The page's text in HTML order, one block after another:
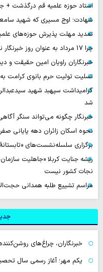
استاد حوزه علمیه قم درگذشت +
شهادت؛ اوج مسیری که شهید
تمدید مهلت پذیرش حوزه‌های
چرا 17 مرداد به عنوان روز خبرنگار نامیده شد؟
خبرنگاران راویان امین حقیقت و
تسلیت تولیت حرم بانوی کرامت
گرامیداشت سپهبد شهید
شد
خبرنگار چگونه می‌تواند سنگر
نحوه اسکان زائران دهه پایانی
برگزاری سلسله‌نشست‌های
ریشه جنایت کربلا «جاهلیت
نجات کشور نیست
مراسم تشییع طلبه همدانی
خبرنگاران، چراغ‌های
یکم مهر؛ آغاز رسمی سال